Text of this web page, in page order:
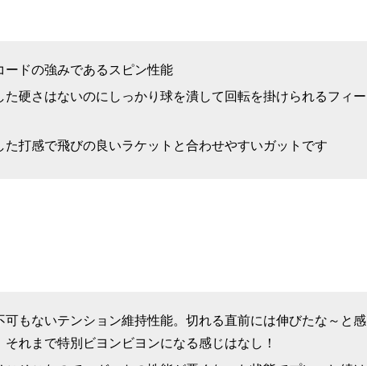
ードの強みであるスピン性能
た硬さはないのにしっかり球を潰して回転を掛けられるフィー
た打感で飛びの良いラケットと合わせやすいガットです
可もないテンション維持性能。切れる直前には伸びたな～と感
それまで特別ビヨンビヨンになる感じはなし！